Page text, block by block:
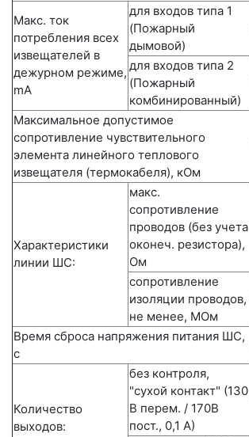
Макс. ток
потребления всех
извещателей в
дежурном режиме,
mА
для входов типа 1
(Пожарный
дымовой)
для входов типа 2
(Пожарный
комбинированный)
Максимальное допустимое
сопротивление чувствительного
элемента линейного теплового
извещателя (термокабеля), кОм
Характеристики
линии ШС:
макс.
сопротивление
проводов (без учета
оконеч. резистора),
Ом
сопротивление
изоляции проводов,
не менее, MОм
Время сброса напряжения питания ШС,
с
Количество
выходов:
без контроля,
"сухой контакт" (130
В перем. / 170В
пост., 0,1 А)